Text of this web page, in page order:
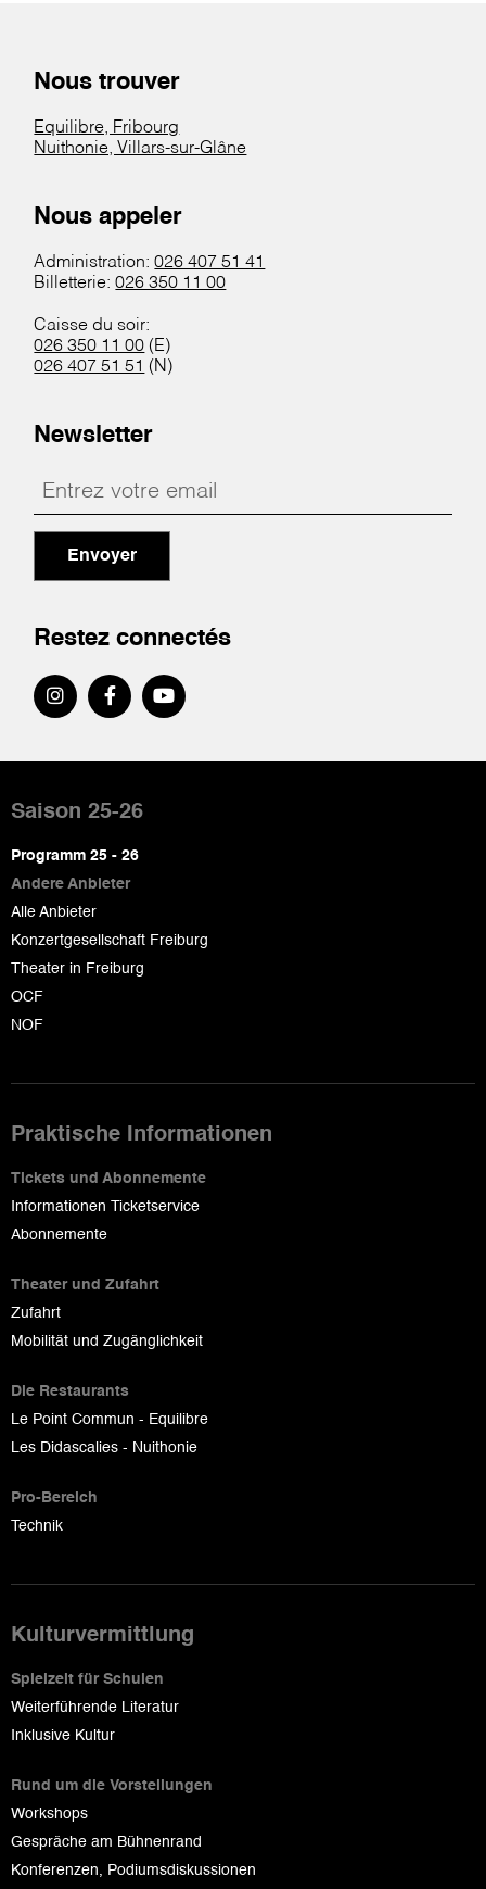
Nous trouver
Equilibre, Fribourg
Nuithonie, Villars-sur-Glâne
Nous appeler
Administration:026 407 51 41
Billetterie:026 350 11 00
Caisse du soir:
026 350 11 00 (E)
026 407 51 51 (N)
Newsletter
Envoyer
Restez connectés
de
page
Saison 25-26
Programm 25 - 26
Andere Anbieter
Alle Anbieter
Konzertgesellschaft Freiburg
Theater in Freiburg
OCF
NOF
Praktische Informationen
Tickets und Abonnemente
Informationen Ticketservice
Abonnemente
Theater und Zufahrt
Zufahrt
Mobilität und Zugänglichkeit
Die Restaurants
Le Point Commun - Equilibre
Les Didascalies - Nuithonie
Pro-Bereich
Technik
Kulturvermittlung
Spielzeit für Schulen
Weiterführende Literatur
Inklusive Kultur
Rund um die Vorstellungen
Workshops
Gespräche am Bühnenrand
Konferenzen, Podiumsdiskussionen